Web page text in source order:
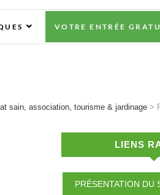
VOTRE ENTRÉE
sain, association, tourisme & jardinage >
LIENS
PRÉSENTATION DU